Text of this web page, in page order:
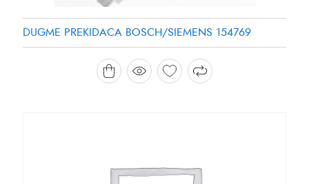
DUGME PREKIDACA BOSCH/SIEMENS 154769